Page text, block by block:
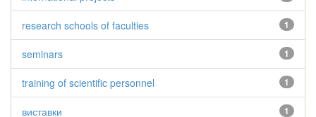
1
research schools of faculties
1
seminars
1
training of scientific personnel
1
виставки